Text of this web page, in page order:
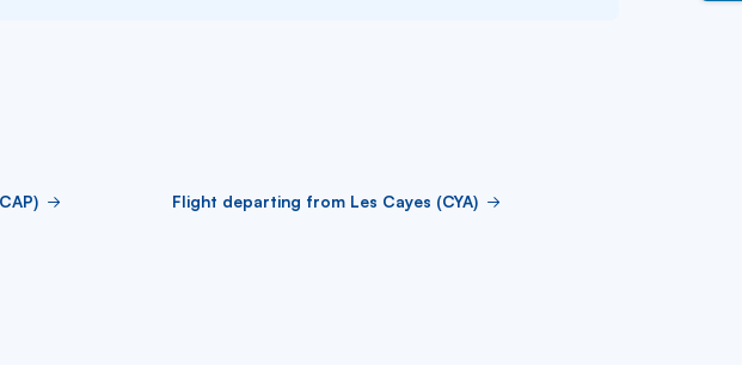
Flight departing from Les Cayes (CYA)